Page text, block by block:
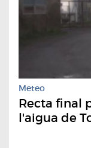
Meteo
Recta final
l'aigua de